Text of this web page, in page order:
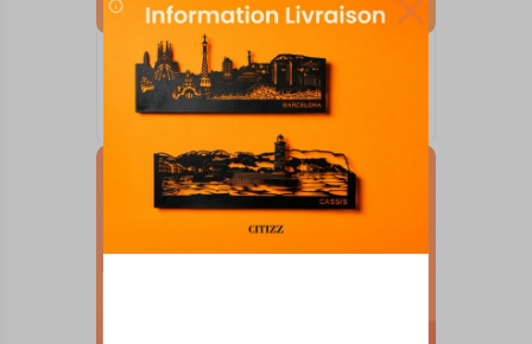
SKYLINE SUR SOCLE
Amboise
À partir de80,00€